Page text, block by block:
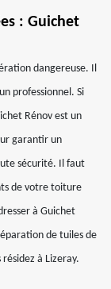
: Guichet
dangereuse. Il
professionnel. Si
Rénov est un
garantir un
sécurité. Il faut
de votre toiture
à Guichet
de tuiles de
à Lizeray.